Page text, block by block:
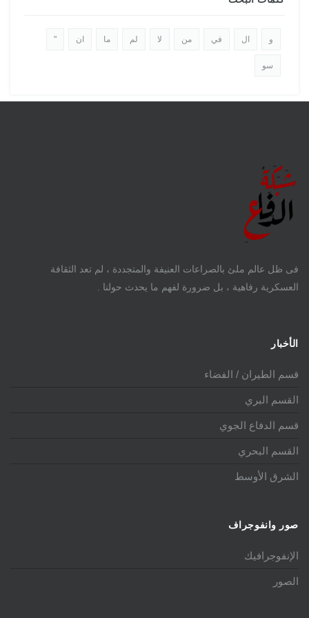
و ال في من لا لم ما ان "
سو
فى ظل عالم ملئ بالصراعات العنيفة والمتجددة ، لم تعد الثقافة
العسكرية رفاهية ، بل ضرورة لفهم ما يحدث حولنا .
الأخبار
قسم الطيران / الفضاء
القسم البري
قسم الدفاع الجوي
القسم البحري
الشرق الأوسط
صور وانفوجراف
الإنفوجرافيك
الصور